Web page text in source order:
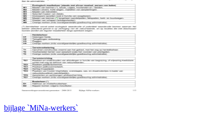
bijlage `MiNa-werkers`